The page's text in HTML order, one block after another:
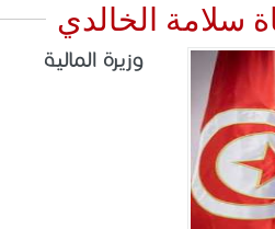
سلامة الخالدي
وزيرة المالية